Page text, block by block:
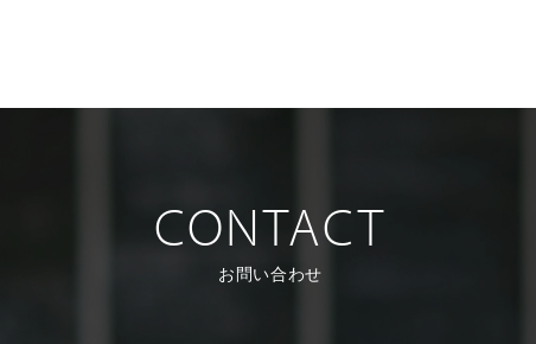
CONTACT
お問い合わせ